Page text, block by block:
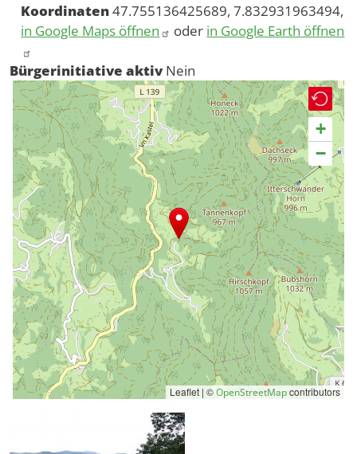
Koordinaten47.755136425689, 7.832931963494,
in Google Maps öffnen
oder in Google Earth öffnen
Bürgerinitiative aktiv Nein
+
−
Leaflet | ©OpenStreetMapcontributors